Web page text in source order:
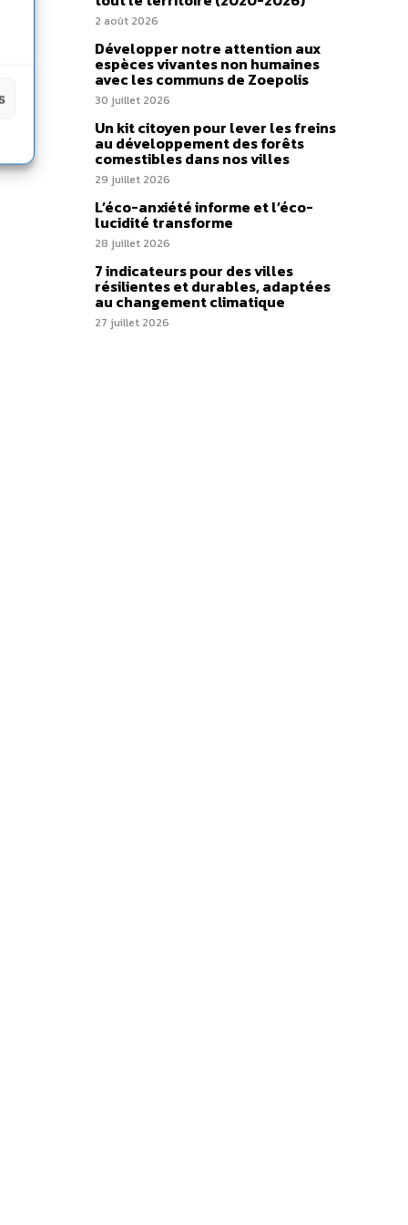
2 août 2026
Développer notre attention aux
espèces vivantes non humaines
avec les communs de Zoepolis
30 juillet 2026
Un kit citoyen pour lever les freins
au développement des forêts
comestibles dans nos villes
29 juillet 2026
L’éco-anxiété informe et l’éco-
lucidité transforme
28 juillet 2026
7 indicateurs pour des villes
résilientes et durables, adaptées
au changement climatique
27 juillet 2026